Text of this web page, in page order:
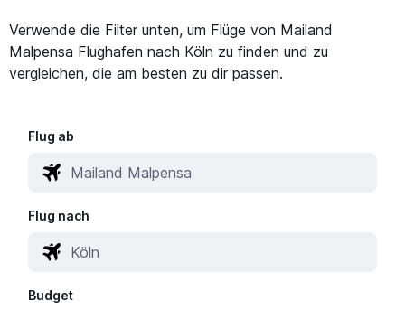
Verwende die Filter unten, um Flüge von Mailand
Malpensa Flughafen nach Köln zu finden und zu
vergleichen, die am besten zu dir passen.
Flug ab
Flug nach
Budget